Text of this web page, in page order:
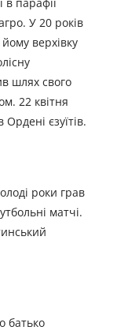
У 20 років
верхівку
шлях свого
22 квітня
єзуїтів.
роки грав
матчі.
батько